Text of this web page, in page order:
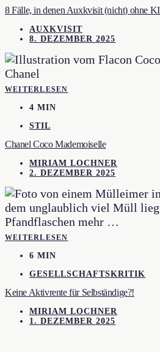
8 Fälle, in denen Auxkvisit (nicht) ohne
AUXKVISIT
8. DEZEMBER 2025
WEITERLESEN
4 MIN
STIL
Chanel Coco Mademoiselle
MIRIAM LOCHNER
2. DEZEMBER 2025
WEITERLESEN
6 MIN
GESELLSCHAFTSKRITIK
Keine Aktivrente für Selbständige?!
MIRIAM LOCHNER
1. DEZEMBER 2025